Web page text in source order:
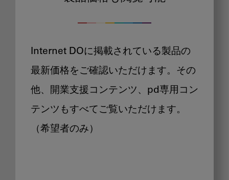
Internet DOに掲載されている製品の
最新価格をご確認いただけます。その
他、開業支援コンテンツ、pd専用コン
テンツもすべてご覧いただけます。
（希望者のみ）